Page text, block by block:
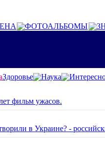
ФОТОАЛЬБОМЫ
Здоровье Наука
фильм ужасов.
в Украине? -